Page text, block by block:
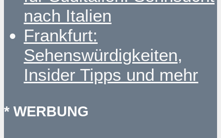
nach Italien
Frankfurt:
Sehenswürdigkeiten,
Insider Tipps und mehr
* WERBUNG